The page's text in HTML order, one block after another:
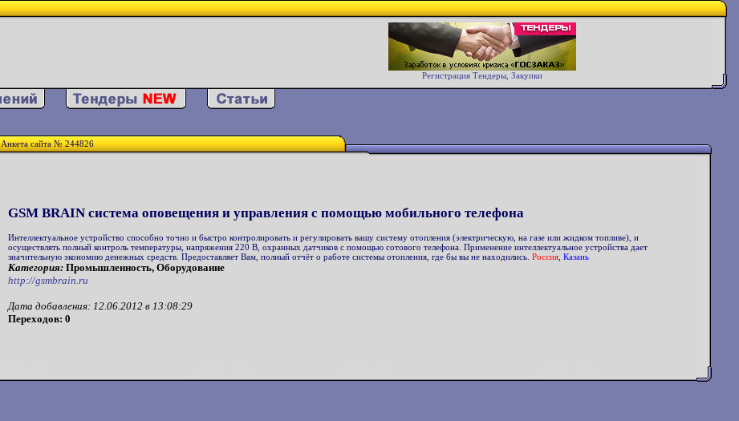
Регистрация Тендеры, Закупки
Анкета сайта № 244826
GSM BRAIN система оповещения и управления с помощью мобильного телефона
Интеллектуальное устройство способно точно и быстро контролировать и регулировать вашу систему отопления (электрическую, на газе или жидком топливе), и
осуществлять полный контроль температуры, напряжения 220 В, охранных датчиков с помощью сотового телефона. Применение интеллектуальное устройства дает
значительную экономию денежных средств. Предоставляет Вам, полный отчёт о работе системы отопления, где бы вы не находились. Россия Казань
Категория: Промышленность, Оборудование
http://gsmbrain.ru
Дата добавления: 12.06.2012 в 13:08:29
Переходов: 0